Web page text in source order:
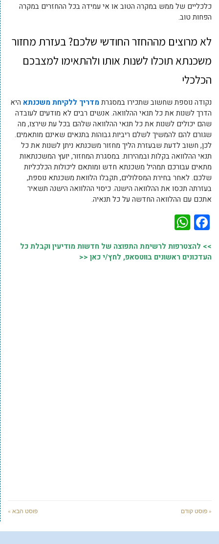
כלכליים של ממש במקרה הטוב או אי עמידה בכל ההחזרים במקרה
הפחות טוב.
לא מרוצים מההחזר החודשי שלכם? בעזרת מחזור
משכנתא תוכלו לשנות אותו ולהתאימו למצבכם
הכלכלי
נקודה נוספת שחשוב שתכירו במסגרתמדריך ללקיחת משכנתא היא
הדרך לשנות את כל תנאי ההלוואה. אנשים רבים לא מודעים לעובדה
שהם יכולים לשנות את כל תנאי ההלוואה שלהם בכל עת שירצו, מה
שגורם להם להמשיך לשלם ריביות גבוהות בתנאים שאינם מותאמים.
לכן, חשוב לדעת שבעזרת הליך מחזור משכנתא ניתן לשנות את כל
תנאי ההלוואה בקלות ובמהירות. במסגרת המחזור, יועץ המשכנתאות
מתאים עבורכם תמהיל משכנתא חדש ומותאם ליכולות הכלכליות
שלכם. לאחר בחירת המסלולים, תקבלו הלוואת משכנתא נוספת,
בעזרתה תכסו את ההלוואה הישנה. כיסוי ההלוואה הישנה תשאיר
אתכם עם ההלוואה החדשה על כל תנאיה.
Facebook
>> להצטרפות לרשימת התפוצה של חדשות מודיעין וקבלת כל
העדכונים ראשונים בווטסאפ, לחץ/י כאן <<
« פוסט קודם פוסט הבא »